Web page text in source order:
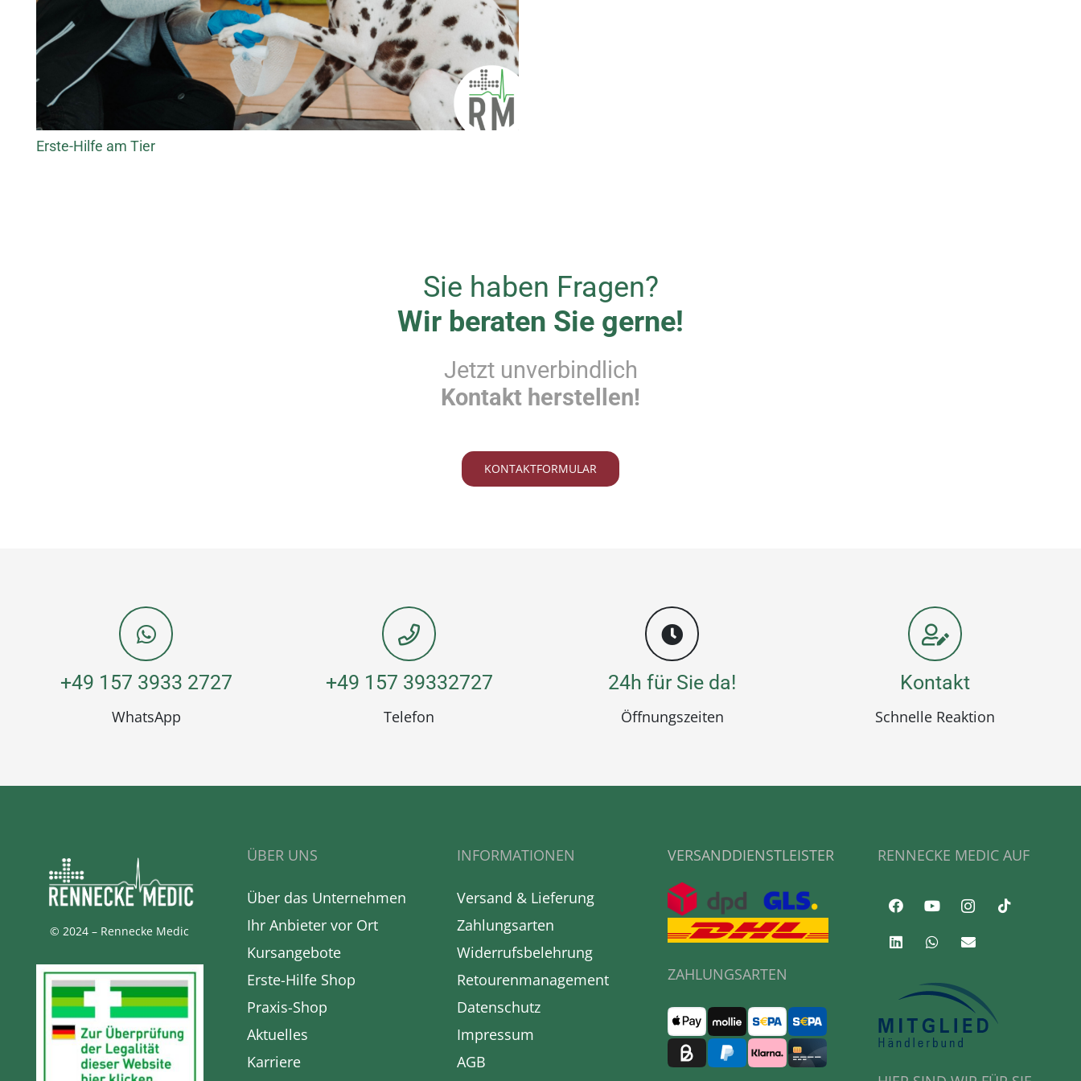
Erste-Hilfe am Tier
Sie haben Fragen?
Wir beraten Sie gerne!
Jetzt unverbindlich
Kontakt herstellen!
KONTAKTFORMULAR
+49 157 3933 2727
WhatsApp
+49 157 39332727
Telefon
24h für Sie da!
Öffnungszeiten
Kontakt
Schnelle Reaktion
© 2024 – Rennecke Medic
ÜBER UNS
Über das Unternehmen
Ihr Anbieter vor Ort
Kursangebote
Erste-Hilfe Shop
Praxis-Shop
Aktuelles
Karriere
INFORMATIONEN
Versand & Lieferung
Zahlungsarten
Widerrufsbelehrung
Retourenmanagement
Datenschutz
Impressum
AGB
VERSANDDIENSTLEISTER
ZAHLUNGSARTEN
RENNECKE MEDIC AUF